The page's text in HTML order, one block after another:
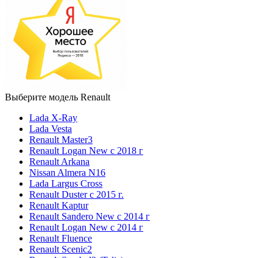
Выберите модель Renault
Lada X-Ray
Lada Vesta
Renault Master3
Renault Logan New с 2018 г
Renault Arkana
Nissan Almera N16
Lada Largus Cross
Renault Duster с 2015 г.
Renault Kaptur
Renault Sandero New с 2014 г
Renault Logan New с 2014 г
Renault Fluence
Renault Scenic2